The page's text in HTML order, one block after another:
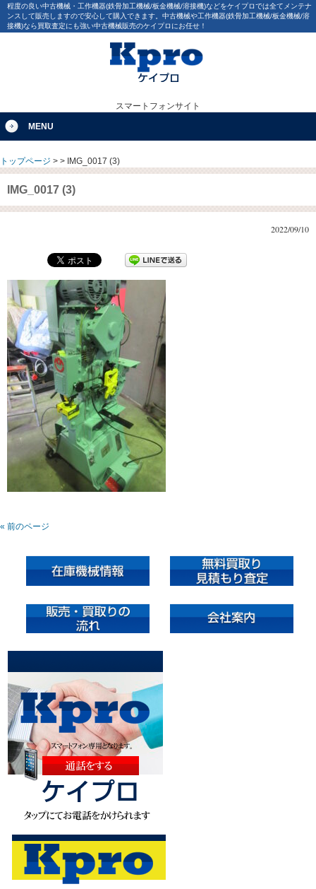
程度の良い中古機械・工作機器(鉄骨加工機械/板金機械/溶接機)などをケイプロでは全てメンテナ
ンスして販売しますので安心して購入できます。中古機械や工作機器(鉄骨加工機械/板金機械/溶
接機)なら買取査定にも強い中古機械販売のケイプロにお任せ！
スマートフォンサイト
MENU
トップページ > > IMG_0017 (3)
IMG_0017 (3)
2022/09/10
« 前のページ